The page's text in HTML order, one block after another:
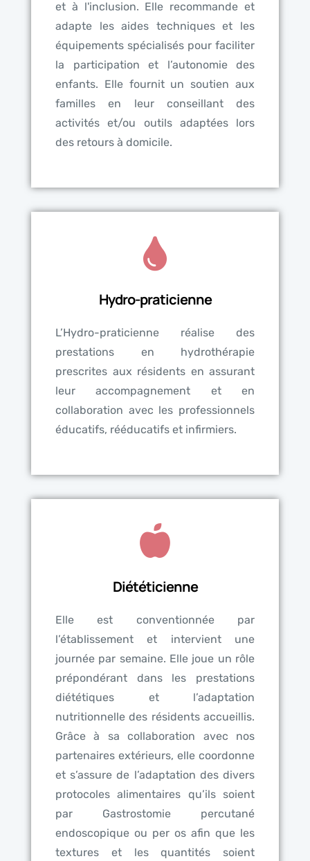
et à l'inclusion. Elle recommande et
adapte les aides techniques et les
équipements spécialisés pour faciliter
la participation et l’autonomie des
enfants. Elle fournit un soutien aux
familles en leur conseillant des
activités et/ou outils adaptées lors
des retours à domicile.
Hydro-praticienne
L’Hydro-praticienne réalise des
prestations en hydrothérapie
prescrites aux résidents en assurant
leur accompagnement et en
collaboration avec les professionnels
éducatifs, rééducatifs et infirmiers.
Diététicienne
Elle est conventionnée par
l’établissement et intervient une
journée par semaine. Elle joue un rôle
prépondérant dans les prestations
diététiques et l’adaptation
nutritionnelle des résidents accueillis.
Grâce à sa collaboration avec nos
partenaires extérieurs, elle coordonne
et s’assure de l’adaptation des divers
protocoles alimentaires qu’ils soient
par Gastrostomie percutané
endoscopique ou per os afin que les
textures et les quantités soient